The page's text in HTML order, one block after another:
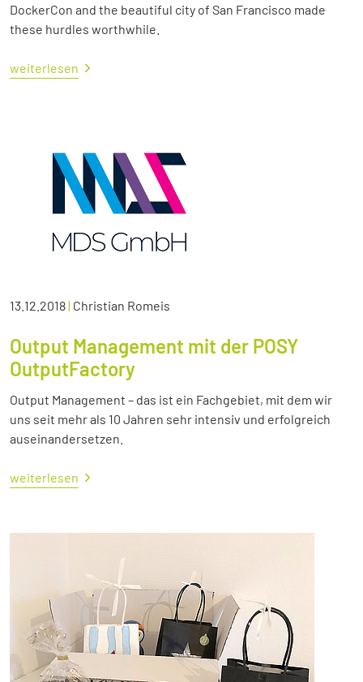
DockerCon and the beautiful city of San Francisco made
these hurdles worthwhile.
weiterlesen
13.12.2018| Christian Romeis
Output Management mit der POSY
OutputFactory
Output Management – das ist ein Fachgebiet, mit dem wir
uns seit mehr als 10 Jahren sehr intensiv und erfolgreich
auseinandersetzen.
weiterlesen